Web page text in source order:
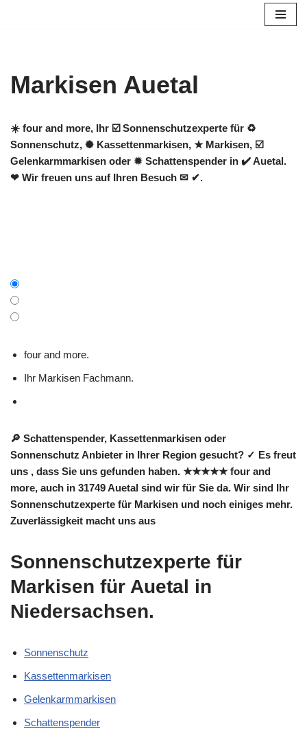
Markisen Auetal
☀️ four and more, Ihr ☑️ Sonnenschutzexperte für ♻
Sonnenschutz, ✺ Kassettenmarkisen, ★ Markisen, ☑️
Gelenkarmmarkisen oder ✹ Schattenspender in ✔️ Auetal.
❤ Wir freuen uns auf Ihren Besuch ✉ ✔.
four and more.
Ihr Markisen Fachmann.
🔎 Schattenspender, Kassettenmarkisen oder
Sonnenschutz Anbieter in Ihrer Region gesucht? ✓ Es freut
uns , dass Sie uns gefunden haben. ★★★★★ four and
more, auch in 31749 Auetal sind wir für Sie da. Wir sind Ihr
Sonnenschutzexperte für Markisen und noch einiges mehr.
Zuverlässigkeit macht uns aus
Sonnenschutzexperte für
Markisen für Auetal in
Niedersachsen.
Sonnenschutz
Kassettenmarkisen
Gelenkarmmarkisen
Schattenspender